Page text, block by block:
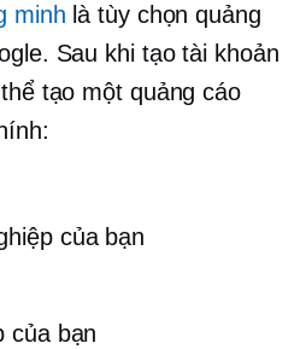
minh là tùy chọn quảng
Sau khi tạo tài khoản
tạo một quảng cáo
của bạn
của bạn